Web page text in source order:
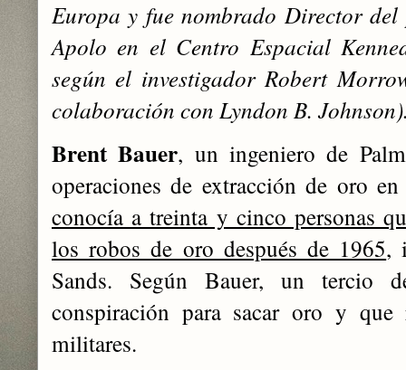
Europa y fue nombrado Director
Apolo en el Centro Espacial
según el investigador Robert
colaboración con Lyndon B.
Brent Bauer, un ingeniero de
operaciones de extracción de oro
conocía a treinta y cinco personas
los robos de oro después de 1965,
Sands. Según Bauer, un tercio
conspiración para sacar oro y que
militares.